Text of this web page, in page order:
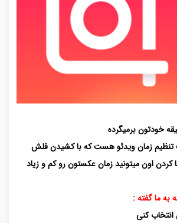
خودتون برمیگرده
تنظیم زمان ویدئو هست که با کشیدن فلش
اون میتونید زمان عکستون رو کم و زیاد
به ما گفته :
کنی